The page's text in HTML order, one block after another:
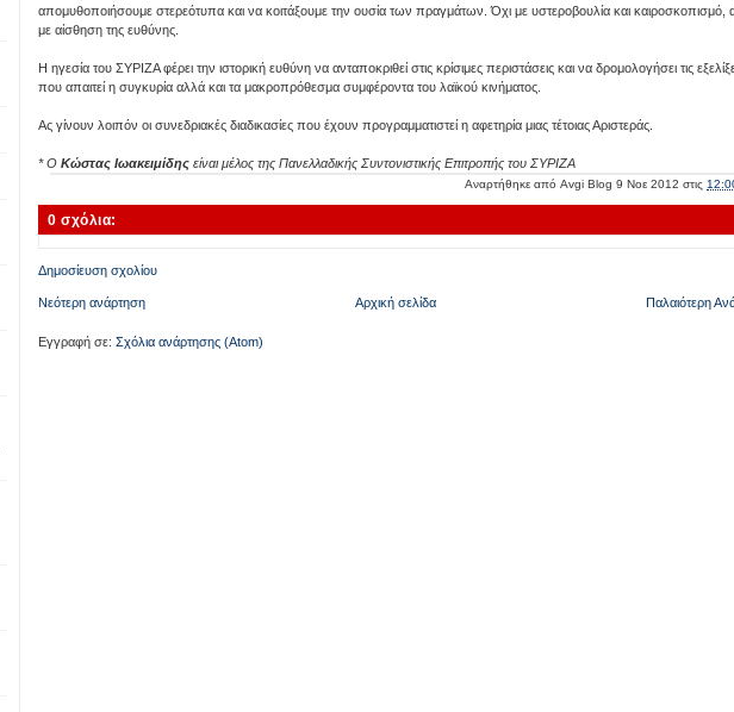
απομυθοποιήσουμε στερεότυπα και να κοιτάξουμε την ουσία των πραγμάτων. Όχι με υστεροβουλία και καιροσκοπισμό,
με αίσθηση της ευθύνης.
Η ηγεσία του ΣΥΡΙΖΑ φέρει την ιστορική ευθύνη να ανταποκριθεί στις κρίσιμες περιστάσεις και να δρομολογήσει τις
που απαιτεί η συγκυρία αλλά και τα μακροπρόθεσμα συμφέροντα του λαϊκού κινήματος.
Ας γίνουν λοιπόν οι συνεδριακές διαδικασίες που έχουν προγραμματιστεί η αφετηρία μιας τέτοιας Αριστεράς.
* Ο Κώστας Ιωακειμίδης είναι μέλος της Πανελλαδικής Συντονιστικής Επιτροπής του ΣΥΡΙΖΑ
Αναρτήθηκε από Avgi Blog 9 Νοε 2012 στις
0 σχόλια:
Δημοσίευση σχολίου
Νεότερη ανάρτηση Παλαιότερη
Αρχική σελίδα
Εγγραφή σε: Σχόλια ανάρτησης (Atom)